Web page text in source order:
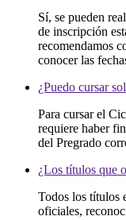
Sí, se pueden
de inscripción
recomendamos
conocer las
¿Puedo cursar
Para cursar el
requiere haber
del Pregrado
¿Los títulos que
Todos los títulos
oficiales,